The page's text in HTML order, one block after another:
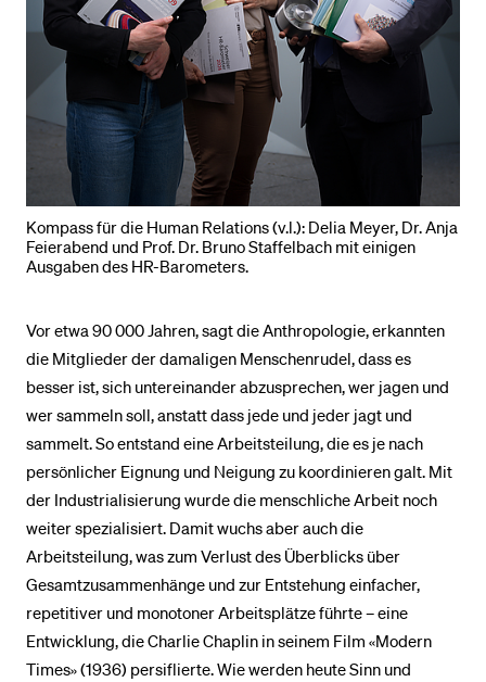
Kompass für die Human Relations (v.l.): Delia Meyer, Dr. Anja
Feierabend und Prof. Dr. Bruno Staffelbach mit einigen
Ausgaben des HR-Barometers.
Vor etwa 90 000 Jahren, sagt die Anthropologie, erkannten
die Mitglieder der damaligen Menschenrudel, dass es
besser ist, sich untereinander abzusprechen, wer jagen und
wer sammeln soll, anstatt dass jede und jeder jagt und
sammelt. So entstand eine Arbeitsteilung, die es je nach
persönlicher Eignung und Neigung zu koordinieren galt. Mit
der Industrialisierung wurde die menschliche Arbeit noch
weiter spezialisiert. Damit wuchs aber auch die
Arbeitsteilung, was zum Verlust des Überblicks über
Gesamtzusammenhänge und zur Entstehung einfacher,
repetitiver und monotoner Arbeitsplätze führte – eine
Entwicklung, die Charlie Chaplin in seinem Film «Modern
Times» (1936) persiflierte. Wie werden heute Sinn und